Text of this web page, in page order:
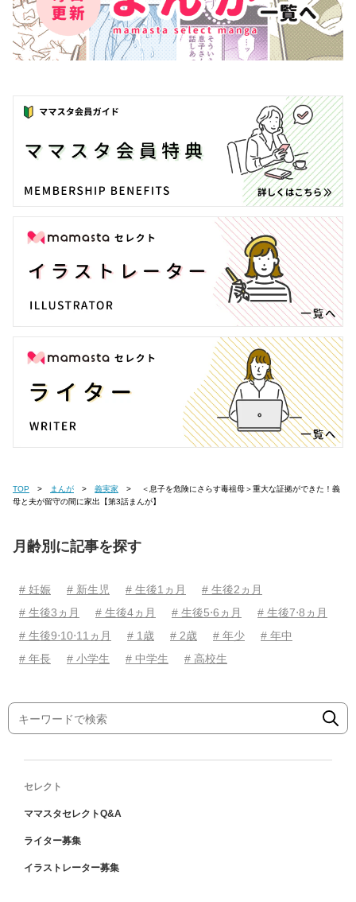
TOP まんが 義実家
母と夫が留守の間に家出【第3話まんが】
月齢別に記事を探す
# 妊娠 # 新生児 # 生後1ヵ月
# 生後2ヵ月
# 生後3ヵ月
# 生後4ヵ月 # 生後5⋅6ヵ月
# 生後7⋅8ヵ月
# 生後9⋅10⋅11ヵ月
# 1歳 # 2歳 # 年少
# 年中
# 年長
# 小学生 # 中学生 # 高校生
セレクト
ママスタセレクトQ&A
ライター募集
イラストレーター募集